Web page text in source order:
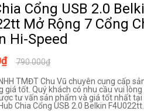
Cổng USB 2.0
Mở Rộng 7 Cổng
Hi-Speed
790.000₫
TMĐT Chu Vũ chuyên cung cấp
giá tốt. Quý khách có nhu cầu vui
tư vấn sản phẩm và giá tốt nhất
Chia Cổng USB 2.0 Belkin F4U022tt...